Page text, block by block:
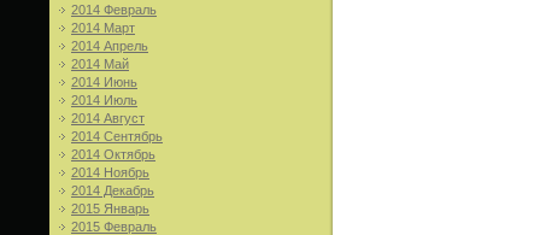
2014 Февраль
2014 Март
2014 Апрель
2014 Май
2014 Июнь
2014 Июль
2014 Август
2014 Сентябрь
2014 Октябрь
2014 Ноябрь
2014 Декабрь
2015 Январь
2015 Февраль